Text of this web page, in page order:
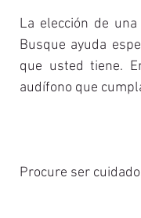
La elección de
Busque ayuda
que usted tiene.
audífono que
Procure ser